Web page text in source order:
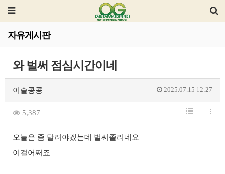
자유게시판
와 벌써 점심시간이네
이슬콩콩 2025.07.15 12:27
5,387
오늘은 좀 달려야겠는데 벌써졸리네요
이걸어쩌죠